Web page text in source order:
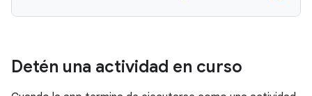
Detén una actividad en curso